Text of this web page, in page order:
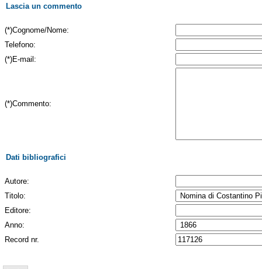
Lascia un commento
(*)Cognome/Nome:
Telefono:
(*)E-mail:
(*)Commento:
Dati bibliografici
Autore:
Titolo:
Editore:
Anno:
Record nr.